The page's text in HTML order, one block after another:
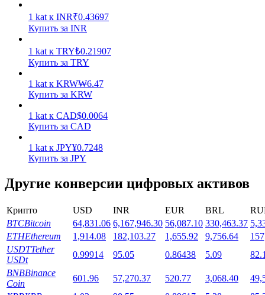
Стейкинг
Launchpool
Гибкая ставка для заработка популярных токенов
1 kat к INR₹0.43697
Купить за INR
1 kat к TRY₺0.21907
Купить за TRY
1 kat к KRW₩6.47
Купить за KRW
1 kat к CAD$0.0064
Купить за CAD
1 kat к JPY¥0.7248
Купить за JPY
Другие конверсии цифровых активов
Крипто USD INR EUR BRL
BTCBitcoin 64,831.06 6,167,946.30 56,087.10 330,463.37
ETHEthereum 1,914.08 182,103.27 1,655.92 9,756.64
USDTTether
USDt
0.99914 95.05 0.86438 5.09
BNBBinance
Coin
601.96 57,270.37 520.77 3,068.40